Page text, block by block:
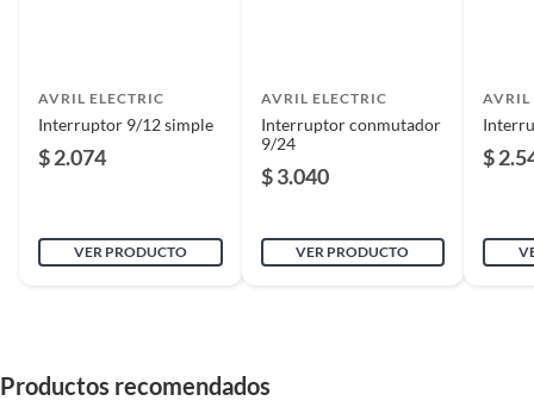
AVRIL ELECTRIC
Interruptor 9/12 simple
$ 2.074
VER PRODUCTO
AVRIL ELECTRIC
Interruptor conmutador
9/24
$ 3.040
VER PRODUCTO
AVRIL
$
Productos recomendados